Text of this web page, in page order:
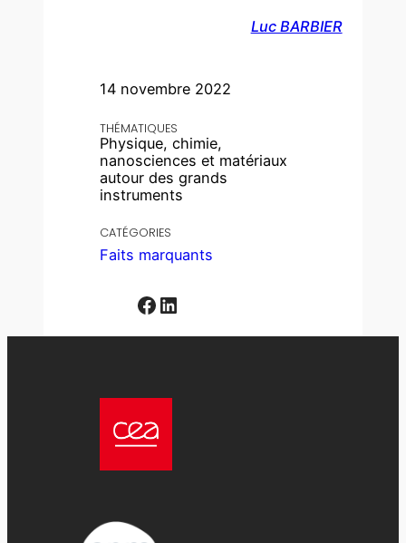
14 novembre 2022
THÉMATIQUES
Physique, chimie,
nanosciences et matériaux
autour des grands
instruments
CATÉGORIES
Faits marquants
Facebook LinkedIn
Luc BARBIER